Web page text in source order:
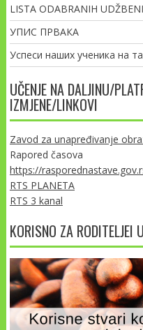
LISTA ODABRANIH
УПИС ПРВАКА
Успеси наших ученика на
UČENJE NA DALJINU/
IZMJENE/LINKOVI
Zavod za unapređivanje
Rapored časova
https://
RTS PLANETA
RTS 3 kanal
KORISNO ZA RODITELJEI